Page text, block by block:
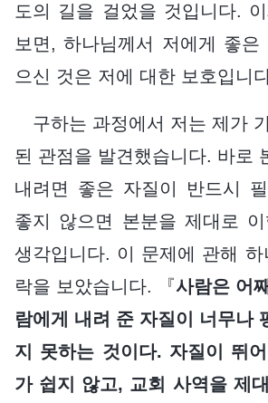
도의 길을 걸었을 것입니다.
보면, 하나님께서 저에게 좋
으신 것은 저에 대한 보호입니
구하는 과정에서 저는 제가
된 관점을 발견했습니다. 바로
내려면 좋은 자질이 반드시
좋지 않으면 본분을 제대로
생각입니다. 이 문제에 관해
락을 보았습니다. 『사람은 어
람에게 내려 준 자질이 너무나
지 못하는 것이다. 자질이 뛰
가 쉽지 않고, 교회 사역을 제